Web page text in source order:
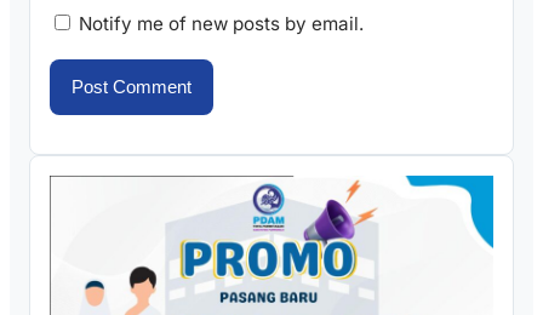
Notify me of new posts by email.